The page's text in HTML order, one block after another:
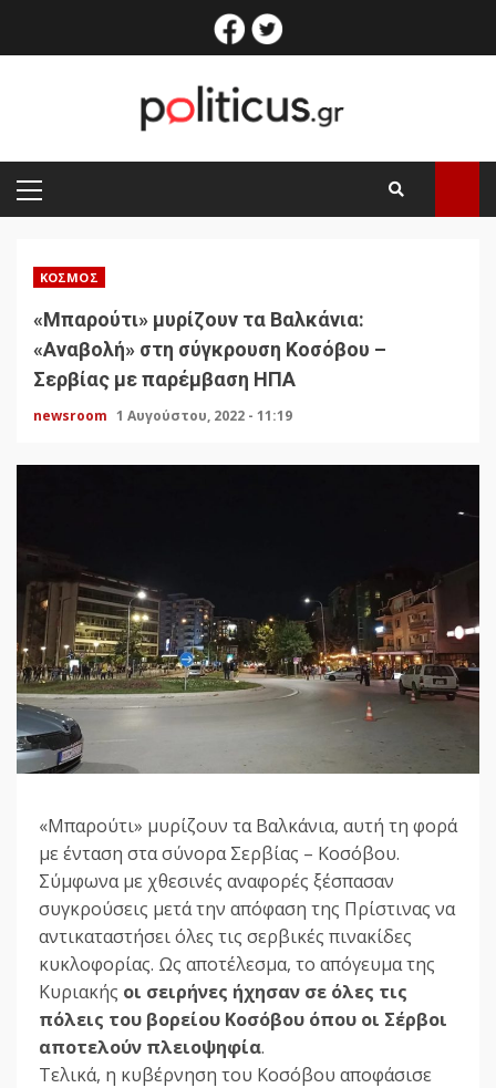
facebook
PRIMARY
MENU
ΚΌΣΜΟΣ
«Μπαρούτι» μυρίζουν τα Βαλκάνια:
«Αναβολή» στη σύγκρουση Κοσόβου –
Σερβίας με παρέμβαση ΗΠΑ
newsroom 1 Αυγούστου, 2022 - 11:19
«Μπαρούτι» μυρίζουν τα Βαλκάνια, αυτή τη φορά
με ένταση στα σύνορα Σερβίας – Κοσόβου.
Σύμφωνα με χθεσινές αναφορές ξέσπασαν
συγκρούσεις μετά την απόφαση της Πρίστινας να
αντικαταστήσει όλες τις σερβικές πινακίδες
κυκλοφορίας. Ως αποτέλεσμα, το απόγευμα της
Κυριακής οι σειρήνες ήχησαν σε όλες τις
πόλεις του βορείου Κοσόβου όπου οι Σέρβοι
αποτελούν πλειοψηφία.
Τελικά, η κυβέρνηση του Κοσόβου αποφάσισε